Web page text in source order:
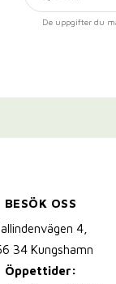
De uppgifter du
BESÖK OSS
4,
34 Kungshamn
Öppettider: